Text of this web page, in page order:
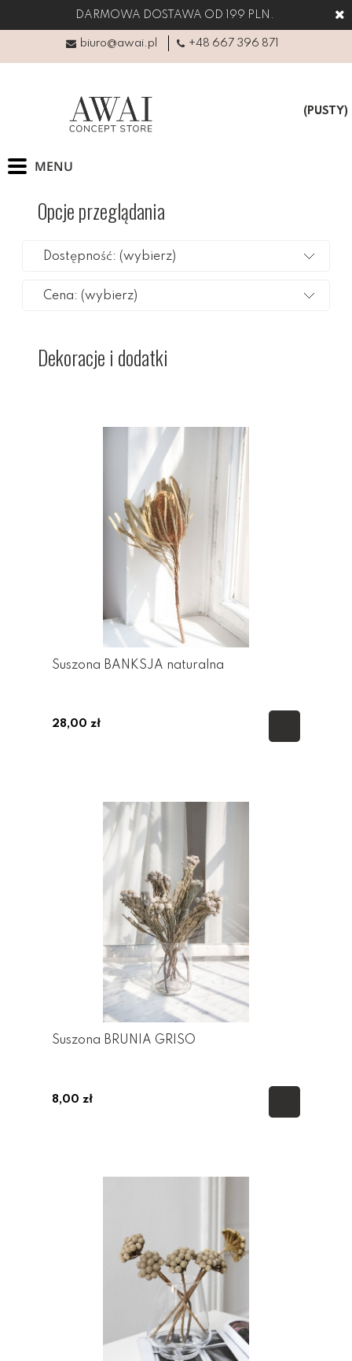
DARMOWA DOSTAWA OD 199 PLN.
biuro@awai.pl +48 667 396 871
(PUSTY)
Opcje przeglądania
Dostępność: (wybierz)
Cena: (wybierz)
Dekoracje i dodatki
Suszona BANKSJA naturalna
28,00 zł
Suszona BRUNIA GRISO
8,00 zł